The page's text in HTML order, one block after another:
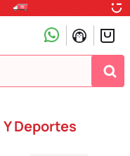
Deportes